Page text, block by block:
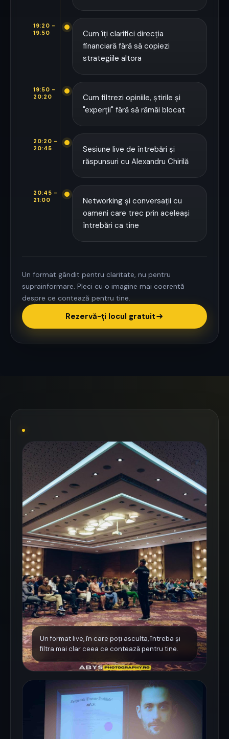
19:20 -
19:50
Cum îți clarifici direcția
financiară fără să copiezi
strategiile altora
19:50 -
20:20
Cum filtrezi opiniile, știrile și
"experții" fără să rămâi blocat
20:20 -
20:45
Sesiune live de întrebări și
răspunsuri cu Alexandru Chirilă
20:45 -
21:00
Networking și conversații cu
oameni care trec prin aceleași
întrebări ca tine
Un format gândit pentru claritate, nu pentru
suprainformare. Pleci cu o imagine mai coerentă
despre ce contează pentru tine.
Rezervă-ți locul gratuit
Un format live, în care poți asculta, întreba și
filtra mai clar ceea ce contează pentru tine.